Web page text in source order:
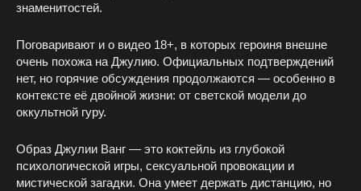
знаменитостей.
Поговаривают и о видео 18+, в которых героиня внешне
очень похожа на Джулию. Официальных подтверждений
нет, но горячие обсуждения продолжаются — особенно в
контексте её двойной жизни: от светской модели до
оккультной гуру.
Образ Джулии Ванг — это коктейль из глубокой
психологической игры, сексуальной провокации и
мистической загадки. Она умеет держать дистанцию, но